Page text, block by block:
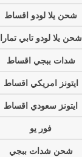
شحن يلا لودو اقساط
شحن يلا لودو تابي تمارا
شدات ببجي اقساط
ايتونز امريكي اقساط
ايتونز سعودي اقساط
فور يو
شحن شدات ببجي